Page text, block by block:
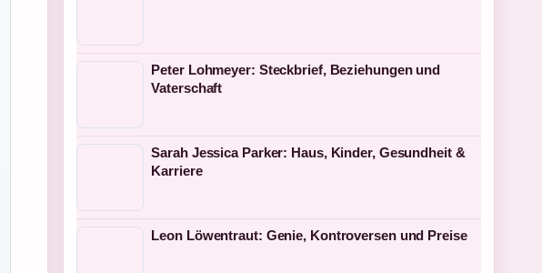
Peter Lohmeyer: Steckbrief, Beziehungen und
Vaterschaft
Sarah Jessica Parker: Haus, Kinder, Gesundheit &
Karriere
Leon Löwentraut: Genie, Kontroversen und Preise